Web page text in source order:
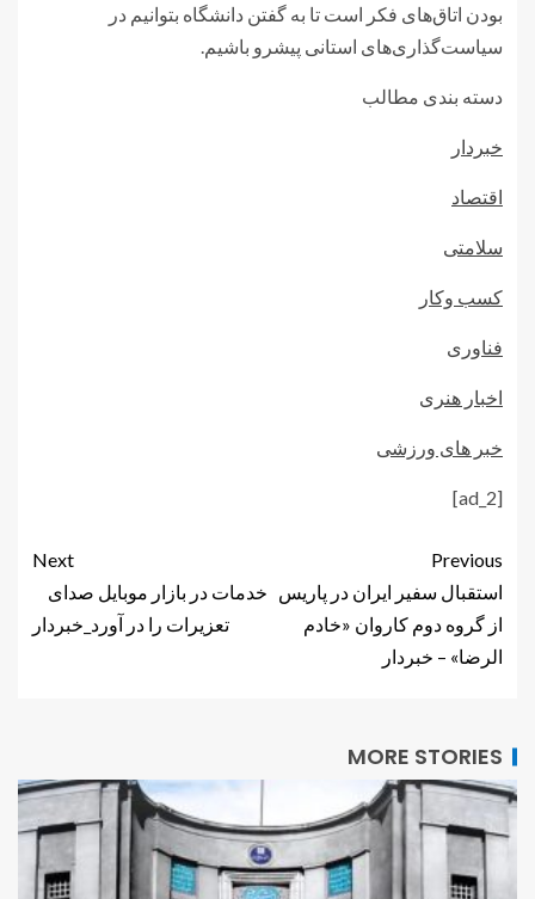
بودن اتاق‌های فکر است تا به گفتن دانشگاه بتوانیم در
سیاست‌گذاری‌های استانی پیشرو باشیم.
دسته بندی مطالب
خبردار
اقتصاد
سلامتی
کسب وکار
فناوری
اخبار هنری
خبر های ورزشی
[ad_2]
Previous
استقبال سفیر ایران در پاریس
از گروه دوم کاروان «خادم
الرضا» – خبردار
Next
خدمات در بازار موبایل صدای
تعزیرات را در آورد_خبردار
MORE STORIES